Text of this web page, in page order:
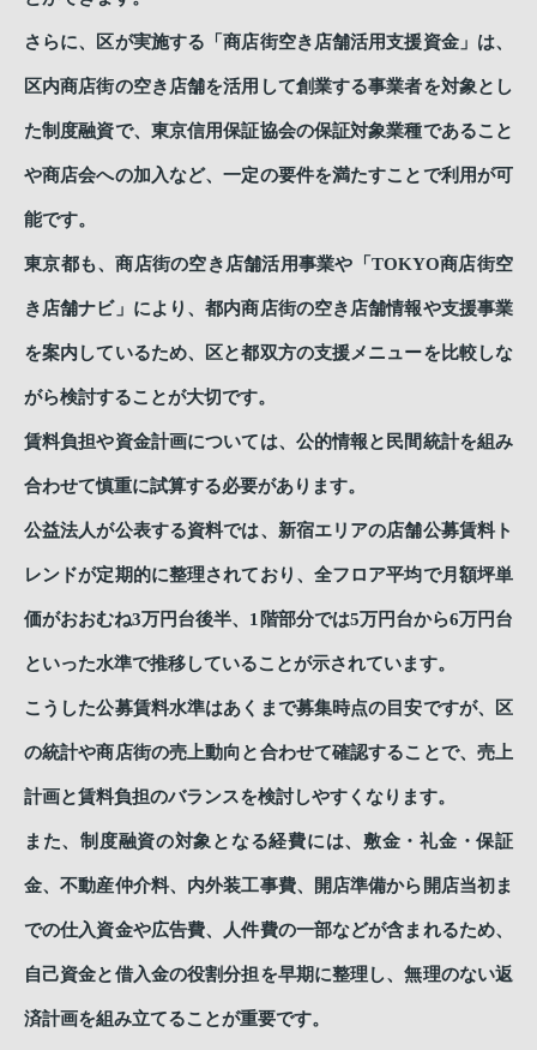
さらに、区が実施する「商店街空き店舗活用支援資金」は、
区内商店街の空き店舗を活用して創業する事業者を対象とし
た制度融資で、東京信用保証協会の保証対象業種であること
や商店会への加入など、一定の要件を満たすことで利用が可
能です。
東京都も、商店街の空き店舗活用事業や「TOKYO商店街空
き店舗ナビ」により、都内商店街の空き店舗情報や支援事業
を案内しているため、区と都双方の支援メニューを比較しな
がら検討することが大切です。
賃料負担や資金計画については、公的情報と民間統計を組み
合わせて慎重に試算する必要があります。
公益法人が公表する資料では、新宿エリアの店舗公募賃料ト
レンドが定期的に整理されており、全フロア平均で月額坪単
価がおおむね3万円台後半、1階部分では5万円台から6万円台
といった水準で推移していることが示されています。
こうした公募賃料水準はあくまで募集時点の目安ですが、区
の統計や商店街の売上動向と合わせて確認することで、売上
計画と賃料負担のバランスを検討しやすくなります。
また、制度融資の対象となる経費には、敷金・礼金・保証
金、不動産仲介料、内外装工事費、開店準備から開店当初ま
での仕入資金や広告費、人件費の一部などが含まれるため、
自己資金と借入金の役割分担を早期に整理し、無理のない返
済計画を組み立てることが重要です。